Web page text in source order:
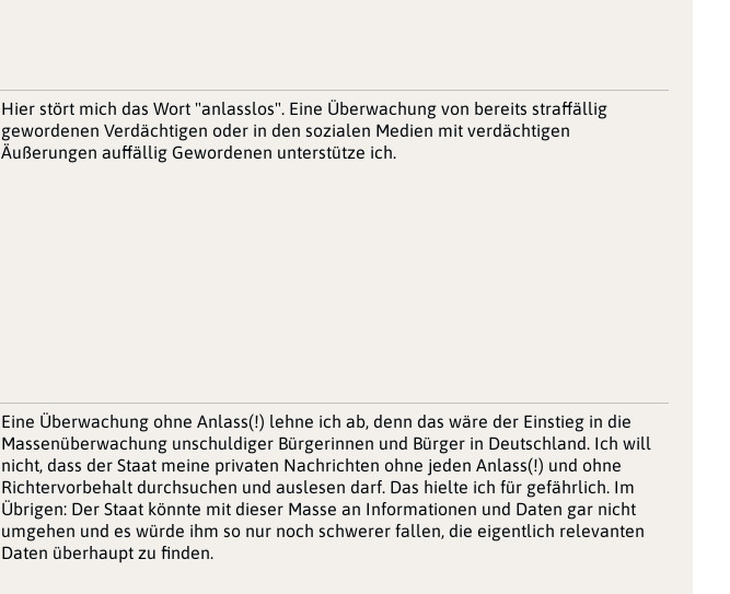
Hier stört mich das Wort "anlasslos". Eine Überwachung von bereits straffällig
gewordenen Verdächtigen oder in den sozialen Medien mit verdächtigen
Äußerungen auffällig Gewordenen unterstütze ich.
Eine Überwachung ohne Anlass(!) lehne ich ab, denn das wäre der Einstieg in die
Massenüberwachung unschuldiger Bürgerinnen und Bürger in Deutschland. Ich will
nicht, dass der Staat meine privaten Nachrichten ohne jeden Anlass(!) und ohne
Richtervorbehalt durchsuchen und auslesen darf. Das hielte ich für gefährlich. Im
Übrigen: Der Staat könnte mit dieser Masse an Informationen und Daten gar nicht
umgehen und es würde ihm so nur noch schwerer fallen, die eigentlich relevanten
Daten überhaupt zu finden.